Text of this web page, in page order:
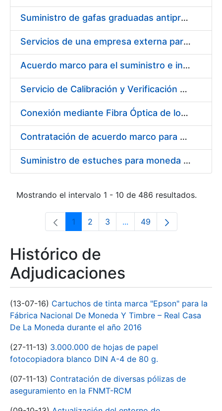
Suministro de gafas graduadas antiproyecciones para los trabajadores de la FNMT-RCM en los centros de trabajo de Madrid y Burgos
Servicios de una empresa externa para el asesoramiento y resolución de los recursos de alzada que se presentan relacionados con procesos de selección para la FNMT-RCM
Acuerdo marco para el suministro e instalación de persianas, estores y otros complementos
Servicio de Calibración y Verificación Externa de los Equipos de Medición del Servicio de Prevención de la FNMT-RCM
Conexión mediante Fibra Óptica de los Centros de Proceso de Datos (CPDs) de las sedes de la FNMT-RCM de Burgos y Madrid
Contratación de acuerdo marco para el Suministro de Material de Electricidad para la Fábrica Nacional de Moneda y Timbre-Real Casa de la Moneda en su centro de trabajo de Burgos
Suministro de estuches para moneda de 30 €
Mostrando el intervalo 1 - 10 de 486 resultados.
Página
1 Página
2 Página
3 ...Páginas intermedias Use
Página
49
Histórico de
Adjudicaciones
(13-07-16) Cartuchos de tinta marca "Epson" para la
Fábrica Nacional De Moneda Y Timbre – Real Casa
De La Moneda durante el año 2016
(27-11-13) 3.000.000 de hojas de papel
fotocopiadora blanco DIN A-4 de 80 g.
(07-11-13) Contratación de diversas pólizas de
aseguramiento en la FNMT-RCM